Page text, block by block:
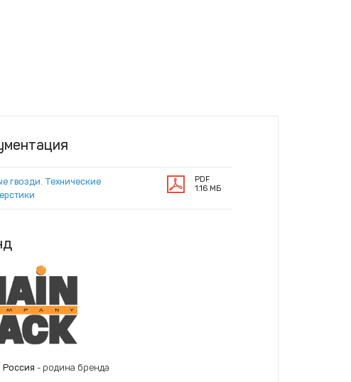
гвозди. Технические
PDF
1.16 МБ
Россия - родина бренда